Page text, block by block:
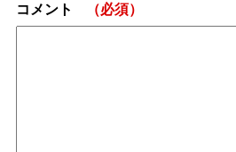
コメント （必須）